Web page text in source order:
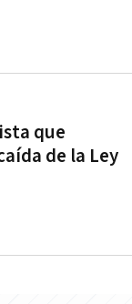
que
de la Ley